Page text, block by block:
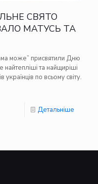
СВЯТО
МАТУСЬ ТА
може” присвятили Дню
та найщиріші
українців по всьому світу.
Детальніше